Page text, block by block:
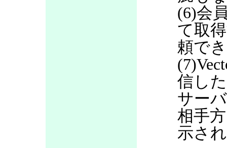
(6)会
て取
頼で
信し
サー
相手
示さ